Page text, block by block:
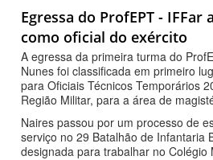
Egressa do ProfEPT - IFFar
como oficial do exército
A egressa da primeira turma do
Nunes foi classificada em primeiro
para Oficiais Técnicos Temporários
Região Militar, para a área de
Naires passou por um processo de
serviço no 29 Batalhão de Infantaria
designada para trabalhar no Colégio